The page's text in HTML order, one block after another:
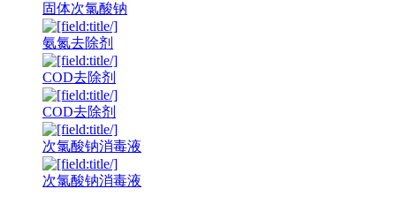
固体次氯酸钠
氨氮去除剂
COD去除剂
COD去除剂
次氯酸钠消毒液
次氯酸钠消毒液